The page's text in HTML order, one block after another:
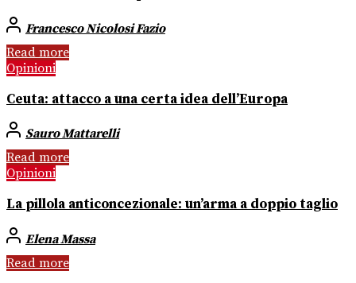
Francesco Nicolosi Fazio
Read more
Opinioni
Ceuta: attacco a una certa idea dell’Europa
Sauro Mattarelli
Read more
Opinioni
La pillola anticoncezionale: un’arma a doppio taglio
Elena Massa
Read more